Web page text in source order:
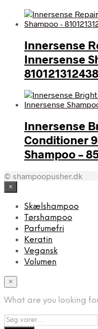
Innersense
Innersense
810121312438
Innersense
Conditioner
Shampoo –
© shampoopusher.dk
×
Skælshampoo
Tørshampoo
Parfumefri
Keratin
Vegansk
Volumen
×
What are you looking